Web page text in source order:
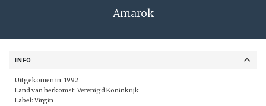
Amarok
INFO
Uitgekomen in: 1992
Land van herkomst: Verenigd Koninkrijk
Label: Virgin